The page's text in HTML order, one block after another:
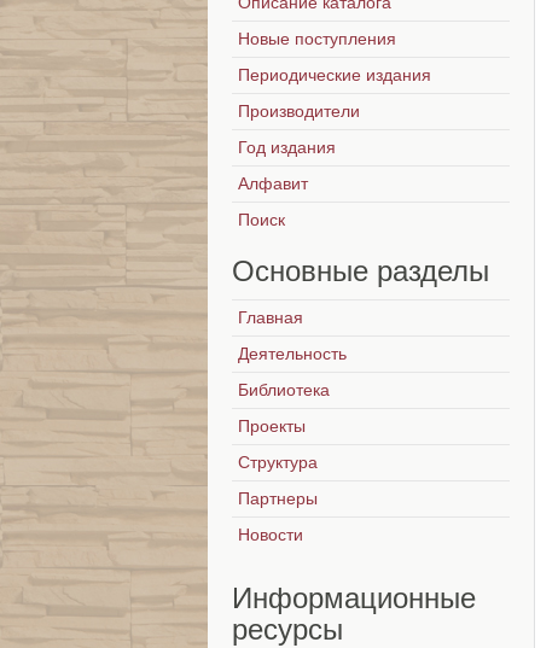
Новые поступления
Периодические издания
Производители
Год издания
Алфавит
Поиск
Основные разделы
Главная
Деятельность
Библиотека
Проекты
Структура
Партнеры
Новости
Информационные
ресурсы